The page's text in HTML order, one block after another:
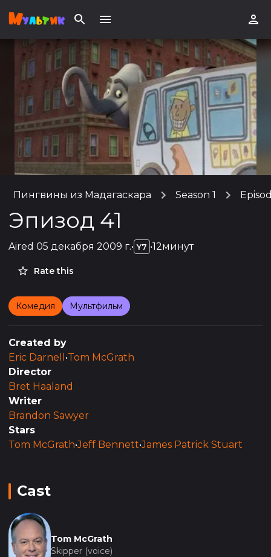
Пингвины из Мадагаскара Season 1
Эпизод 41
Aired 05 декабря 2009 г.• Y7 •12минут
Rate this
Комедия Мультфильм
Created by
Eric Darnell •Tom McGrath
Director
Bret Haaland
Writer
Brandon Sawyer
Stars
Tom McGrath•Jeff Bennett•James Patrick Stuart
Cast
Tom McGrath
Skipper (voice)